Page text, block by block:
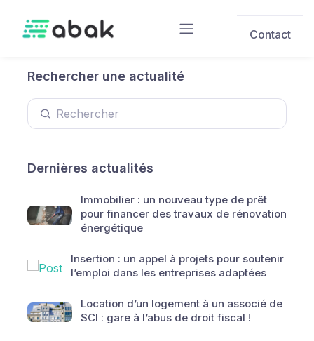
Contact
Rechercher une actualité
Dernières actualités
Immobilier : un nouveau type de prêt
pour financer des travaux de rénovation
énergétique
Insertion : un appel à projets pour soutenir
l’emploi dans les entreprises adaptées
Location d’un logement à un associé de
SCI : gare à l’abus de droit fiscal !